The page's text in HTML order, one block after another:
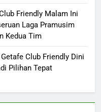
Friendly Malam Ini
Laga Pramusim
Kedua Tim
Club Friendly Dini
Pilihan Tepat